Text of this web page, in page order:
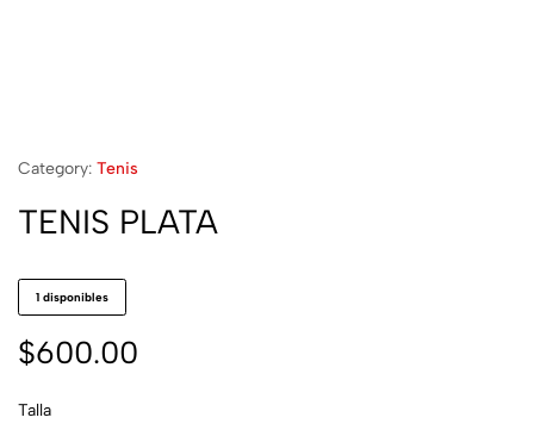
Category: Tenis
TENIS PLATA
1 disponibles
$600.00
Talla